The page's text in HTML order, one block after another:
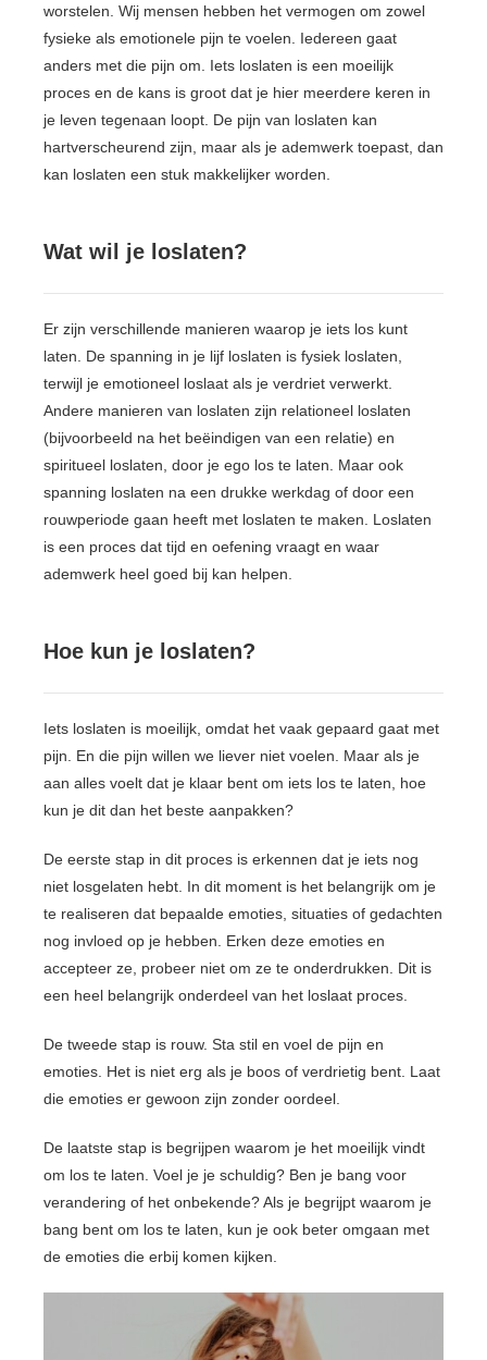
worstelen. Wij mensen hebben het vermogen om zowel
fysieke als emotionele pijn te voelen. Iedereen gaat
anders met die pijn om. Iets loslaten is een moeilijk
proces en de kans is groot dat je hier meerdere keren in
je leven tegenaan loopt. De pijn van loslaten kan
hartverscheurend zijn, maar als je ademwerk toepast, dan
kan loslaten een stuk makkelijker worden.
Wat wil je loslaten?
Er zijn verschillende manieren waarop je iets los kunt
laten. De spanning in je lijf loslaten is fysiek loslaten,
terwijl je emotioneel loslaat als je verdriet verwerkt.
Andere manieren van loslaten zijn relationeel loslaten
(bijvoorbeeld na het beëindigen van een relatie) en
spiritueel loslaten, door je ego los te laten. Maar ook
spanning loslaten na een drukke werkdag of door een
rouwperiode gaan heeft met loslaten te maken. Loslaten
is een proces dat tijd en oefening vraagt en waar
ademwerk heel goed bij kan helpen.
Hoe kun je loslaten?
Iets loslaten is moeilijk, omdat het vaak gepaard gaat met
pijn. En die pijn willen we liever niet voelen. Maar als je
aan alles voelt dat je klaar bent om iets los te laten, hoe
kun je dit dan het beste aanpakken?
De eerste stap in dit proces is erkennen dat je iets nog
niet losgelaten hebt. In dit moment is het belangrijk om je
te realiseren dat bepaalde emoties, situaties of gedachten
nog invloed op je hebben. Erken deze emoties en
accepteer ze, probeer niet om ze te onderdrukken. Dit is
een heel belangrijk onderdeel van het loslaat proces.
De tweede stap is rouw. Sta stil en voel de pijn en
emoties. Het is niet erg als je boos of verdrietig bent. Laat
die emoties er gewoon zijn zonder oordeel.
De laatste stap is begrijpen waarom je het moeilijk vindt
om los te laten. Voel je je schuldig? Ben je bang voor
verandering of het onbekende? Als je begrijpt waarom je
bang bent om los te laten, kun je ook beter omgaan met
de emoties die erbij komen kijken.
van
op
te
Hierdoor
van